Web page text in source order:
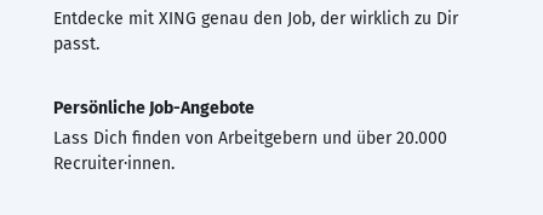
Entdecke mit XING genau den Job, der wirklich zu Dir
passt.
Persönliche Job-Angebote
Lass Dich finden von Arbeitgebern und über 20.000
Recruiter·innen.